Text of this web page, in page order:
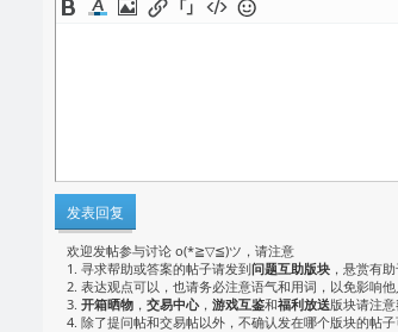
发表回复
欢迎发帖参与讨论 o(*≧▽≦)ツ，请注意
1. 寻求帮助或答案的帖子请发到问题互助版块 ，悬赏有
2. 表达观点可以，也请务必注意语气和用词，以免影响
3. 开箱晒物 ， 交易中心， 游戏互鉴和福利放送版块请注意
4. 除了提问帖和交易帖以外，不确认发在哪个版块的帖